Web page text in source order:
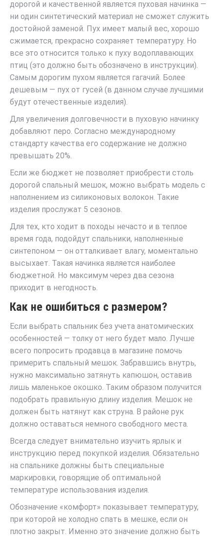
дорогой и качественной является пуховая начинка —
ни один синтетический материал не сможет служить
достойной заменой. Пух имеет малый вес, хорошо
сжимается, прекрасно сохраняет температуру. Но
все это относится только к пуху водоплавающих
птиц (это должно быть обозначено в инструкции).
Самым дорогим пухом является гагачий. Более
дешевым — пух от гусей (в данном случае лучшими
будут отечественные изделия).
Для увеличения долговечности в пуховую начинку
добавляют перо. Согласно международному
стандарту качества его содержание не должно
превышать 20%.
Если же бюджет не позволяет приобрести столь
дорогой спальный мешок, можно выбрать модель с
наполнением из силиконовых волокон. Такие
изделия прослужат 5 сезонов.
Для тех, кто ходит в походы нечасто и в теплое
время года, подойдут спальники, наполненные
синтепоном — он отталкивает влагу, моментально
высыхает. Такая начинка является наиболее
бюджетной. Но максимум через два сезона
приходит в негодность.
Как не ошибиться с размером?
Если выбрать спальник без учета анатомических
особенностей — толку от него будет мало. Лучше
всего попросить продавца в магазине помочь
примерить спальный мешок. Забравшись внутрь,
нужно максимально затянуть капюшон, оставив
лишь маленькое окошко. Таким образом получится
подобрать правильную длину изделия. Мешок не
должен быть натянут как струна. В районе рук
должно оставаться немного свободного места.
Всегда следует внимательно изучить ярлык и
инструкцию перед покупкой изделия. Обязательно
на спальнике должны быть специальные
маркировки, говорящие об оптимальной
температуре использования изделия.
Обозначение «комфорт» показывает температуру,
при которой не холодно спать в мешке, если он
плотно закрыт. Именно это значение должно быть